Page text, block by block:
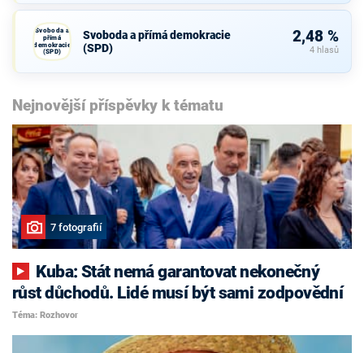
Svoboda a
přímá
demokracie
(SPD)
Svoboda a přímá demokracie
(SPD)
2,48 %
4 hlasů
Nejnovější příspěvky k tématu
7 fotografií
růst důchodů. Lidé musí být sami zodpovědní
Téma: Rozhovor